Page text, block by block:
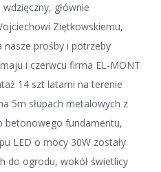
głównie
Ziętkowskiemu,
prośby i potrzeby
i czerwcu firma EL-MONT
14 szt latarni na terenie
5m słupach metalowych z
betonowego fundamentu,
LED o mocy 30W zostały
do ogrodu, wokół świetlicy